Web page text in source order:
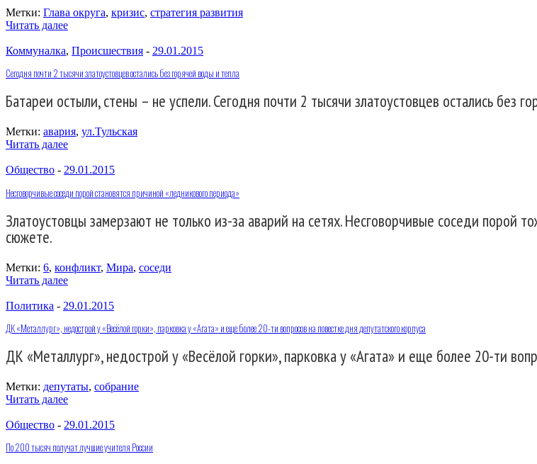
Метки: Глава округа, кризис, стратегия развития
Читать далее
Коммуналка, Происшествия - 29.01.2015
Сегодня почти 2 тысячи златоустовцев остались без горячей воды и тепла
Батареи остыли, стены – не успели. Сегодня почти 2 тысячи златоустовцев остались
Метки: авария, ул.Тульская
Читать далее
Общество - 29.01.2015
Несговорчивые соседи порой становятся причиной «ледникового периода»
Златоустовцы замерзают не только из-за аварий на сетях. Несговорчивые соседи порой
сюжете.
Метки: 6, конфликт, Мира, соседи
Читать далее
Политика - 29.01.2015
ДК «Металлург», недострой у «Весёлой горки», парковка у «Агата» и еще более 20-ти вопросов на повестке дня депутатского корпуса
ДК «Металлург», недострой у «Весёлой горки», парковка у «Агата» и еще более 20-ти
Метки: депутаты, собрание
Читать далее
Общество - 29.01.2015
По 200 тысяч получат лучшие учителя России